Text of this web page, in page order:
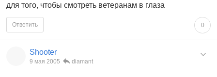
для того, чтобы смотреть ветеранам в глаза
0
Ответить
Shooter
9 мая 2005 diamant